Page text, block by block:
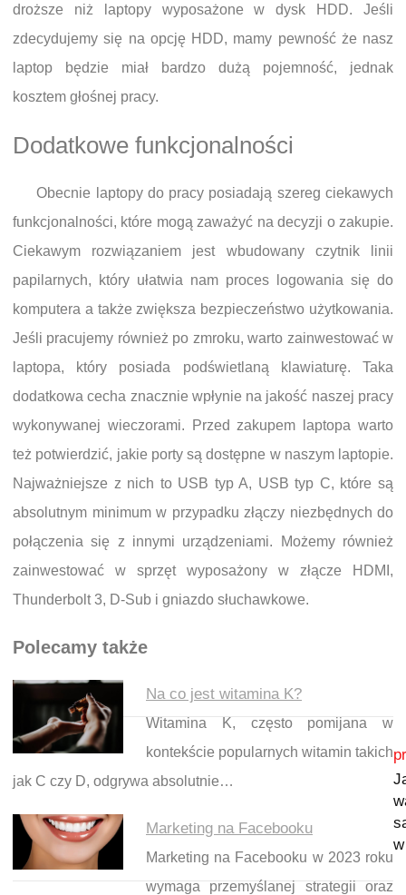
droższe niż laptopy wyposażone w dysk HDD. Jeśli
zdecydujemy się na opcję HDD, mamy pewność że nasz
laptop będzie miał bardzo dużą pojemność, jednak
kosztem głośnej pracy.
Dodatkowe funkcjonalności
Obecnie laptopy do pracy posiadają szereg ciekawych
funkcjonalności, które mogą zaważyć na decyzji o zakupie.
Ciekawym rozwiązaniem jest wbudowany czytnik linii
papilarnych, który ułatwia nam proces logowania się do
komputera a także zwiększa bezpieczeństwo użytkowania.
Jeśli pracujemy również po zmroku, warto zainwestować w
laptopa, który posiada podświetlaną klawiaturę. Taka
dodatkowa cecha znacznie wpłynie na jakość naszej pracy
wykonywanej wieczorami. Przed zakupem laptopa warto
też potwierdzić, jakie porty są dostępne w naszym laptopie.
Najważniejsze z nich to USB typ A, USB typ C, które są
absolutnym minimum w przypadku złączy niezbędnych do
połączenia się z innymi urządzeniami. Możemy również
zainwestować w sprzęt wyposażony w złącze HDMI,
Thunderbolt 3, D-Sub i gniazdo słuchawkowe.
Polecamy także
Na co jest witamina K?
Witamina K, często pomijana w
kontekście popularnych witamin takich
jak C czy D, odgrywa absolutnie…
Marketing na Facebooku
Marketing na Facebooku w 2023 roku
wymaga przemyślanej strategii oraz
Nawigacja wpisu